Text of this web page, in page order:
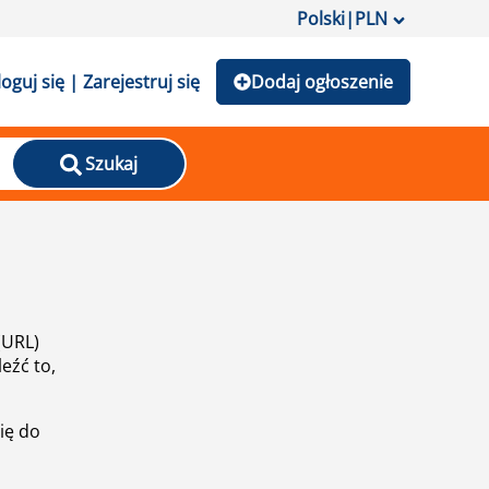
Polski|PLN
się | Zarejestruj się Dodaj ogłoszenie
Szukaj
to,
do